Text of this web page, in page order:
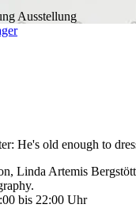
Ausstellung
He's old enough to
Linda Artemis
bis 22:00 Uhr